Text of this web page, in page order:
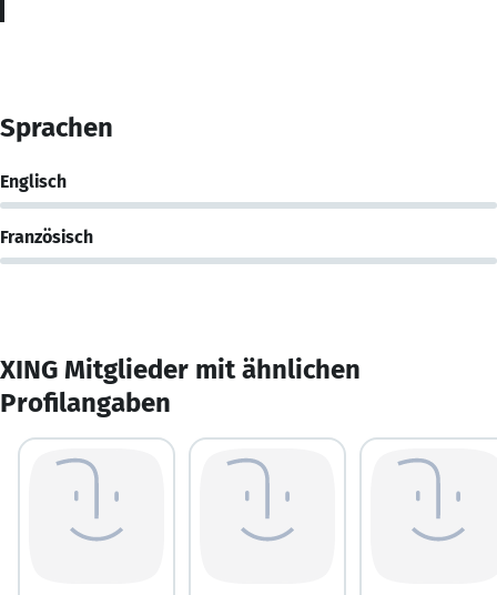
Sprachen
Englisch
Französisch
XING Mitglieder mit ähnlichen
Profilangaben